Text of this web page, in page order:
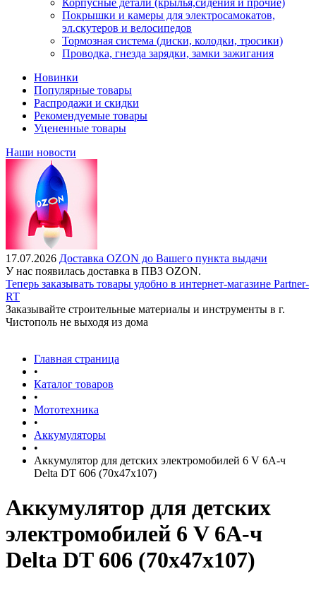
Корпусные детали (крылья,сидения и прочие)
Покрышки и камеры для электросамокатов,
эл.скутеров и велосипедов
Тормозная система (диски, колодки, тросики)
Проводка, гнезда зарядки, замки зажигания
Новинки
Популярные товары
Распродажи и скидки
Рекомендуемые товары
Уцененные товары
Наши новости
17.07.2026 Доставка OZON до Вашего пункта выдачи
У нас появилась доставка в ПВЗ OZON.
Теперь заказывать товары удобно в интернет-магазине Partner-
RT
Заказывайте строительные материалы и инструменты в г.
Чистополь не выходя из дома
Главная страница
•
Каталог товаров
•
Мототехника
•
Аккумуляторы
•
Аккумулятор для детских электромобилей 6 V 6A-ч
Delta DT 606 (70х47х107)
Аккумулятор для детских
электромобилей 6 V 6A-ч
Delta DT 606 (70х47х107)